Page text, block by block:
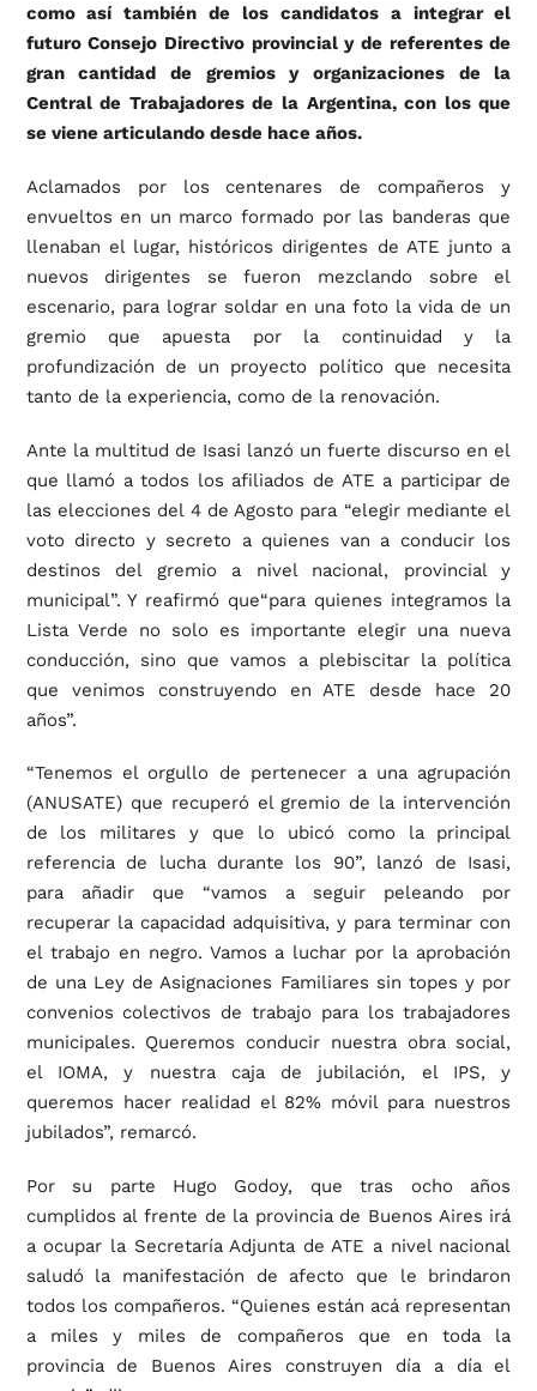
como así también de los candidatos a integrar el
futuro Consejo Directivo provincial y de referentes de
gran cantidad de gremios y organizaciones de la
Central de Trabajadores de la Argentina, con los que
se viene articulando desde hace años.
Aclamados por los centenares de compañeros y
envueltos en un marco formado por las banderas que
llenaban el lugar, históricos dirigentes de ATE junto a
nuevos dirigentes se fueron mezclando sobre el
escenario, para lograr soldar en una foto la vida de un
gremio que apuesta por la continuidad y la
profundización de un proyecto político que necesita
tanto de la experiencia, como de la renovación.
Ante la multitud de Isasi lanzó un fuerte discurso en el
que llamó a todos los afiliados de ATE a participar de
las elecciones del 4 de Agosto para “elegir mediante el
voto directo y secreto a quienes van a conducir los
destinos del gremio a nivel nacional, provincial y
municipal”. Y reafirmó que“para quienes integramos la
Lista Verde no solo es importante elegir una nueva
conducción, sino que vamos a plebiscitar la política
que venimos construyendo en ATE desde hace 20
años”.
“Tenemos el orgullo de pertenecer a una agrupación
(ANUSATE) que recuperó el gremio de la intervención
de los militares y que lo ubicó como la principal
referencia de lucha durante los 90”, lanzó de Isasi,
para añadir que “vamos a seguir peleando por
recuperar la capacidad adquisitiva, y para terminar con
el trabajo en negro. Vamos a luchar por la aprobación
de una Ley de Asignaciones Familiares sin topes y por
convenios colectivos de trabajo para los trabajadores
municipales. Queremos conducir nuestra obra social,
el IOMA, y nuestra caja de jubilación, el IPS, y
queremos hacer realidad el 82% móvil para nuestros
jubilados”, remarcó.
Por su parte Hugo Godoy, que tras ocho años
cumplidos al frente de la provincia de Buenos Aires irá
a ocupar la Secretaría Adjunta de ATE a nivel nacional
saludó la manifestación de afecto que le brindaron
todos los compañeros. “Quienes están acá representan
a miles y miles de compañeros que en toda la
provincia de Buenos Aires construyen día a día el